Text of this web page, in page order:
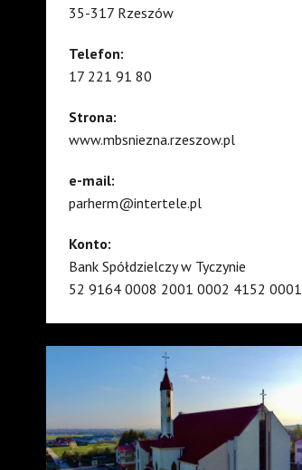
35-317 Rzeszów
Telefon:
17 221 91 80
Strona:
www.mbsniezna.rzeszow.pl
e-mail:
parherm@intertele.pl
Konto:
Bank Spółdzielczy w Tyczynie
52 9164 0008 2001 0002 4152 0001